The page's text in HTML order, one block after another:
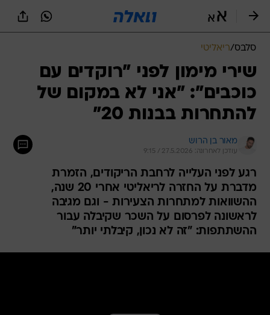
סלבס/ריאליטי
שירי מימון לפני "רוקדים עם
כוכבים": "אני לא במקום של
להתחרות בבנות 20"
מאור בן הרוש
עודכן לאחרונה: 27.5.2026 / 9:15
רגע לפני העלייה לרחבת הריקודים, הזמרת
מדברת על החזרה לריאליטי אחרי 20 שנה,
ההשוואות למתחרות הצעירות - וגם מגיבה
לראשונה לפרסום על השכר שקיבלה עבור
ההשתתפות: "זה לא נכון, קיבלתי יותר"